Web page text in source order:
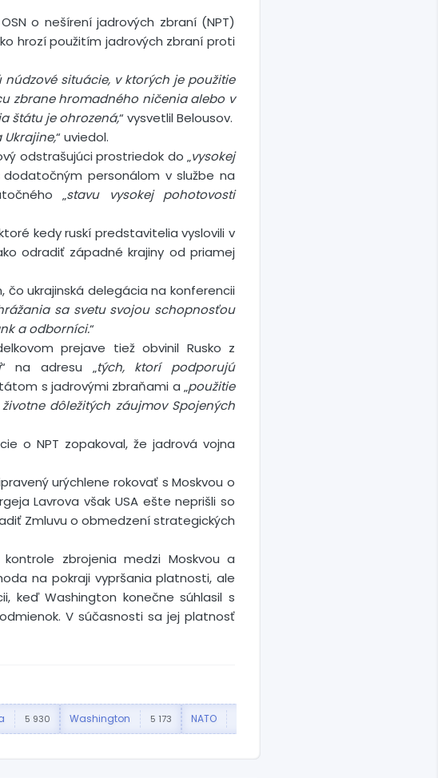
o nešírení jadrových zbraní (NPT)
hrozí použitím jadrových zbraní proti
situácie, v ktorých je použitie
zbrane hromadného ničenia alebo v
štátu je ohrozená,“ vysvetlil Belousov.
“ uviedol.
odstrašujúci prostriedok do „vysokej
dodatočným personálom v službe na
„stavu vysokej pohotovosti
kedy ruskí predstavitelia vyslovili v
odradiť západné krajiny od priamej
ukrajinská delegácia na konferencii
sa svetu svojou schopnosťou
a odborníci.“
prejave tiež obvinil Rusko z
“ na adresu „tých, ktorí podporujú
s jadrovými zbraňami a „použitie
dôležitých záujmov Spojených
o NPT zopakoval, že jadrová vojna
urýchlene rokovať s Moskvou o
Lavrova však USA ešte neprišli so
Zmluvu o obmedzení strategických
zbrojenia medzi Moskvou a
na pokraji vypršania platnosti, ale
keď Washington konečne súhlasil s
V súčasnosti sa jej platnosť
5 930 Washington 5 173 NATO